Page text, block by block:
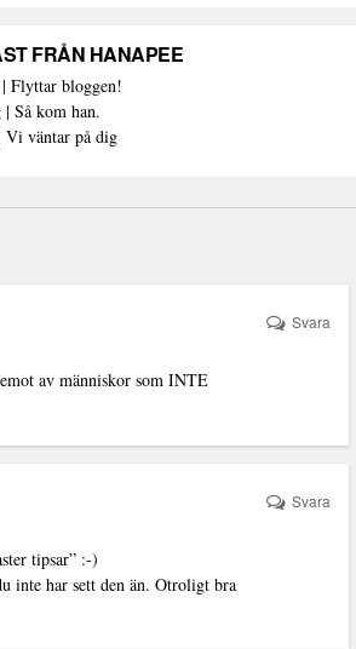
FRÅN HANAPEE
| Flyttar bloggen!
Så kom han.
Vi väntar på dig
av människor som INTE
Svara
tipsar” :-)
inte har sett den än. Otroligt bra
Svara